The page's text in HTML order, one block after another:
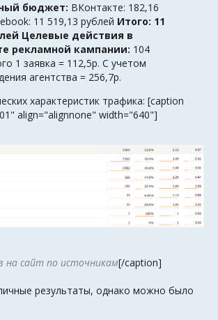
бюджет: ВКонтакте: 182,16
11 519,13 рублей Итого: 11
Целевые действия в
рекламной кампании: 104
1 заявка = 112,5р. С учетом
агентства = 256,7р.
характеристик трафика: [caption
align="alignnone" width="640"]
на сайт по источникам[/caption]
результаты, однако можно было